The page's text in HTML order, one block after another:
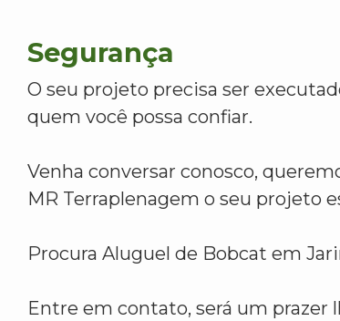
Segurança
O seu projeto precisa ser
quem você possa confiar.
Venha conversar conosco,
MR Terraplenagem o seu projeto
Procura Aluguel de Bobcat em
Entre em contato, será um prazer